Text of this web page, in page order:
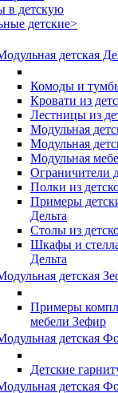
в детскую
детские>
детская
Комоды и
Кровати из
Лестницы из
Модульная
Модульная
Модульная
Ограничители
Полки из
Примеры
Дельта
Столы из
Шкафы и
Дельта
детская
Примеры
мебели Зефир
детская
Детские
детская